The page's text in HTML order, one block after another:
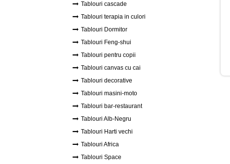
Tablouri cascade
Tablouri terapia in culori
Tablouri Dormitor
Tablouri Feng-shui
Tablouri pentru copii
Tablouri canvas cu cai
Tablouri decorative
Tablouri masini-moto
Tablouri bar-restaurant
Tablouri Alb-Negru
Tablouri Harti vechi
Tablouri Africa
Tablouri Space